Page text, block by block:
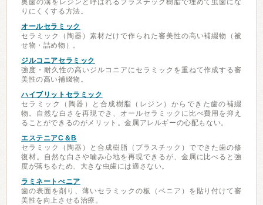
奥歯の溝をレジンと呼ばれるプラスチック樹脂で埋めて虫歯にな
りにくくする方法。
オールセラミック
セラミック（陶器）素材だけで作られた審美性の高い補綴物（被
せ物・詰め物）。
ジルコニアセラミック
強度・耐久性の高いジルコニアにセラミックを重ねて作成する審
美性の高い補綴物。
ハイブリットセラミック
セラミック（陶器）と合成樹脂（レジン）からできた歯の補綴
物。自然な白さを再現でき、オールセラミックに比べ費用を抑え
ることができるのがメリット。金属アレルギーの心配もない。
エステニアC＆B
セラミック（陶器）と合成樹脂（プラスチック）でできた歯の修
復材。自然な白さや噛み心地を再現できるが、金属に比べると強
度が落ちるため、大きな虫歯には適さない。
ラミネートべニア
歯の表面を削り、薄いセラミックの板（ベニア）を貼り付けて審
美性を向上させる治療。